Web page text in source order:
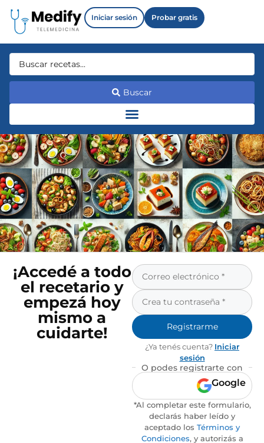
Iniciar sesión Probar gratis
Buscar
¡Accedé a todo
el recetario y
empezá hoy
mismo a
cuidarte!
Registrarme
¿Ya tenés cuenta? Iniciar
sesión
O podes registrarte con
Google
*Al completar este formulario,
declarás haber leído y
aceptado los Términos y
Condiciones, y autorizás a